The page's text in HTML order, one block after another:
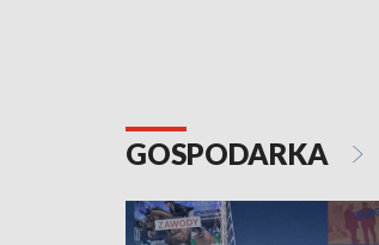
GOSPODARKA